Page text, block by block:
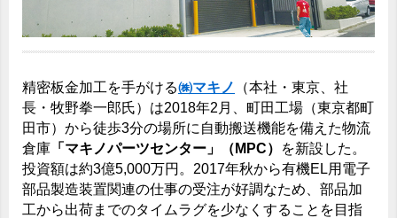
精密板金加工を手がける㈱マキノ
（本社・東京、社
長・牧野拳一郎氏）は2018年2月、町田工場（東京都町
田市）から徒歩3分の場所に自動搬送機能を備えた物流
倉庫 「マキノパーツセンター」（MPC）
を新設した。
投資額は約3億5,000万円。2017年秋から有機EL用電子
部品製造装置関連の仕事の受注が好調なため、部品加
工から出荷までのタイムラグを少なくすることを目指